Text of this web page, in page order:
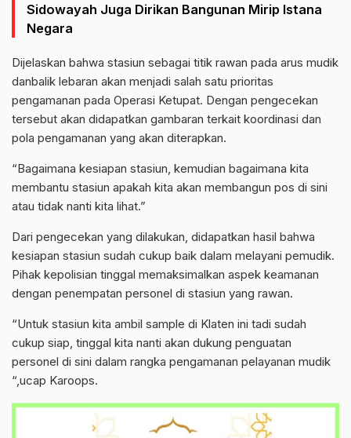
Sidowayah Juga Dirikan Bangunan Mirip Istana
Negara
Dijelaskan bahwa stasiun sebagai titik rawan pada arus mudik
danbalik lebaran akan menjadi salah satu prioritas
pengamanan pada Operasi Ketupat. Dengan pengecekan
tersebut akan didapatkan gambaran terkait koordinasi dan
pola pengamanan yang akan diterapkan.
“Bagaimana kesiapan stasiun, kemudian bagaimana kita
membantu stasiun apakah kita akan membangun pos di sini
atau tidak nanti kita lihat.”
Dari pengecekan yang dilakukan, didapatkan hasil bahwa
kesiapan stasiun sudah cukup baik dalam melayani pemudik.
Pihak kepolisian tinggal memaksimalkan aspek keamanan
dengan penempatan personel di stasiun yang rawan.
“Untuk stasiun kita ambil sample di Klaten ini tadi sudah
cukup siap, tinggal kita nanti akan dukung penguatan
personel di sini dalam rangka pengamanan pelayanan mudik
“,ucap Karoops.